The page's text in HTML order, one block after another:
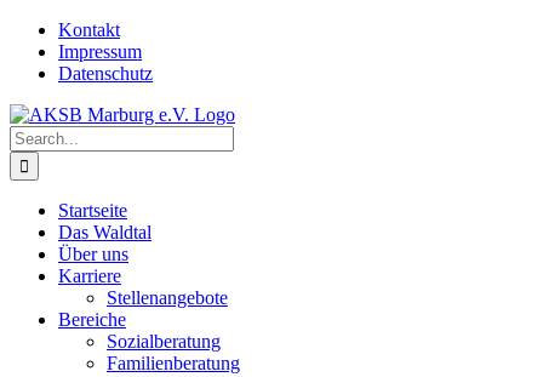
Skip
content
Kontakt
Impressum
Datenschutz
Search
for:
Startseite
Das Waldtal
Über uns
Karriere
Stellenangebote
Bereiche
Sozialberatung
Familienberatung